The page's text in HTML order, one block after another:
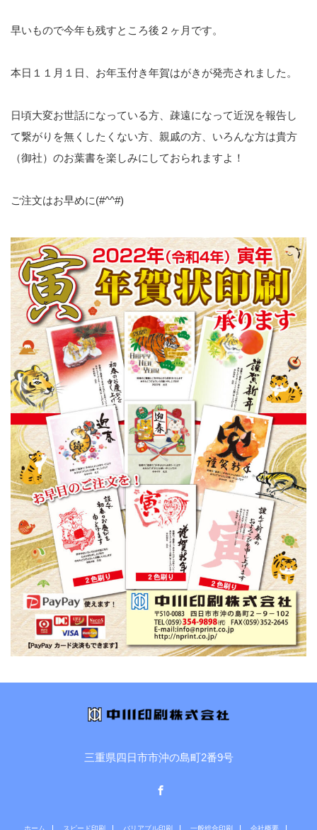
早いもので今年も残すところ後２ヶ月です。
本日１１月１日、お年玉付き年賀はがきが発売されました。
日頃大変お世話になっている方、疎遠になって近況を報告し
て繋がりを無くしたくない方、親戚の方、いろんな方は貴方
（御社）のお葉書を楽しみにしておられますよ！
ご注文はお早めに(#^^#)
三重県四日市市沖の島町2番9号
ホーム スピード印刷 バリアブル印刷 一般総合印刷 会社概要